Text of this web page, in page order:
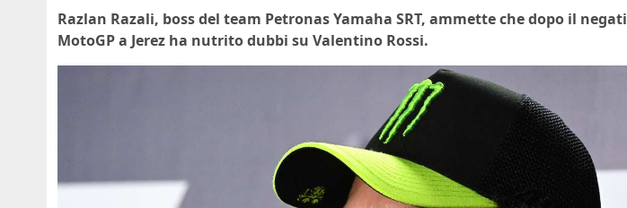
Razlan Razali, boss del team Petronas Yamaha SRT, ammette che dopo il
MotoGP a Jerez ha nutrito dubbi su Valentino Rossi.